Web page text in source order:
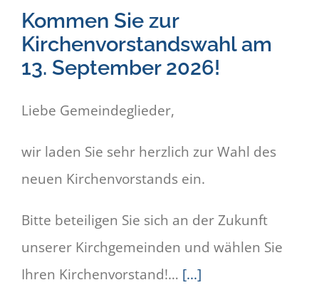
Kommen Sie zur
Kirchenvorstandswahl am
13. September 2026!
Liebe Gemeindeglieder,
wir laden Sie sehr herzlich zur Wahl des
neuen Kirchenvorstands ein.
Bitte beteiligen Sie sich an der Zukunft
unserer Kirchgemeinden und wählen Sie
Ihren Kirchenvorstand!… [...]